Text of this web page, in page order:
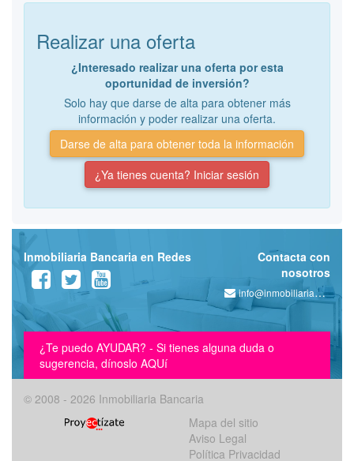
Realizar una oferta
¿Interesado realizar una oferta por esta
oportunidad de inversión?
Solo hay que darse de alta para obtener más
información y poder realizar una oferta.
Darse de alta para obtener toda la información
¿Ya tienes cuenta? Iniciar sesión
Inmobiliaria Bancaria en Redes
Contacta con
nosotros
info@inmobiliariabancaria.com
¿Te puedo AYUDAR? - Si tienes alguna duda o
sugerencia, dínoslo AQUí
© 2008 - 2026 Inmobiliaria Bancaria
Mapa del sitio
Aviso Legal
Política Privacidad